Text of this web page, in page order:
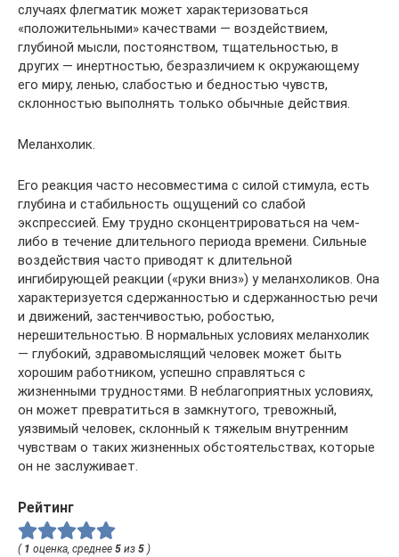
случаях флегматик может характеризоваться
«положительными» качествами — воздействием,
глубиной мысли, постоянством, тщательностью, в
других — инертностью, безразличием к окружающему
его миру, ленью, слабостью и бедностью чувств,
склонностью выполнять только обычные действия.
Меланхолик.
Его реакция часто несовместима с силой стимула, есть
глубина и стабильность ощущений со слабой
экспрессией. Ему трудно сконцентрироваться на чем-
либо в течение длительного периода времени. Сильные
воздействия часто приводят к длительной
ингибирующей реакции («руки вниз») у меланхоликов. Она
характеризуется сдержанностью и сдержанностью речи
и движений, застенчивостью, робостью,
нерешительностью. В нормальных условиях меланхолик
— глубокий, здравомыслящий человек может быть
хорошим работником, успешно справляться с
жизненными трудностями. В неблагоприятных условиях,
он может превратиться в замкнутого, тревожный,
уязвимый человек, склонный к тяжелым внутренним
чувствам о таких жизненных обстоятельствах, которые
он не заслуживает.
Рейтинг
( 1 оценка, среднее 5 из 5 )